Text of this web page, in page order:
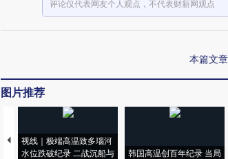
评论仅代表网友个人观点，不代表财新网观点
本篇文
图片推荐
视线｜极端高温致多瑙河
水位跌破纪录 二战沉船与
韩国高温创百年纪录 当局